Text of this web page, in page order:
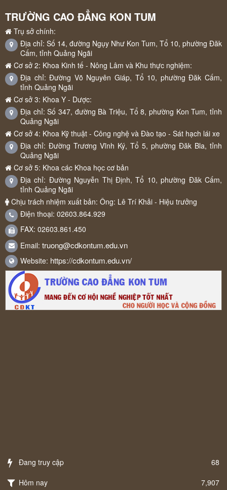
TRƯỜNG CAO ĐẲNG KON TUM
Trụ sở chính:
Địa chỉ: Số 14, đường Ngụy Như Kon Tum, Tổ 10, phường Đăk
Cấm, tỉnh Quảng Ngãi
Cơ sở 2: Khoa Kinh tế - Nông Lâm và Khu thực nghiệm:
Địa chỉ: Đường Võ Nguyên Giáp, Tổ 10, phường Đăk Cấm,
tỉnh Quảng Ngãi
Cơ sở 3: Khoa Y - Dược:
Địa chỉ: Số 347, đường Bà Triệu, Tổ 8, phường Kon Tum, tỉnh
Quảng Ngãi
Cơ sở 4: Khoa Kỹ thuật - Công nghệ và Đào tạo - Sát hạch lái xe
Địa chỉ: Đường Trương Vĩnh Ký, Tổ 5, phường Đăk Bla, tỉnh
Quảng Ngãi
Cơ sở 5: Khoa các Khoa học cơ bản
Địa chỉ: Đường Nguyễn Thị Định, Tổ 10, phường Đăk Cấm,
tỉnh Quảng Ngãi
Chịu trách nhiệm xuất bản: Ông: Lê Trí Khải - Hiệu trưởng
Điện thoại: 02603.864.929
FAX: 02603.861.450
Email: truong@cdkontum.edu.vn
Website: https://cdkontum.edu.vn/
Đang truy cập
68
Hôm nay
7,907